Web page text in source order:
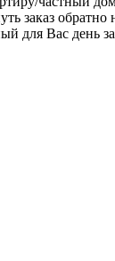
заказ обратно
для Вас день